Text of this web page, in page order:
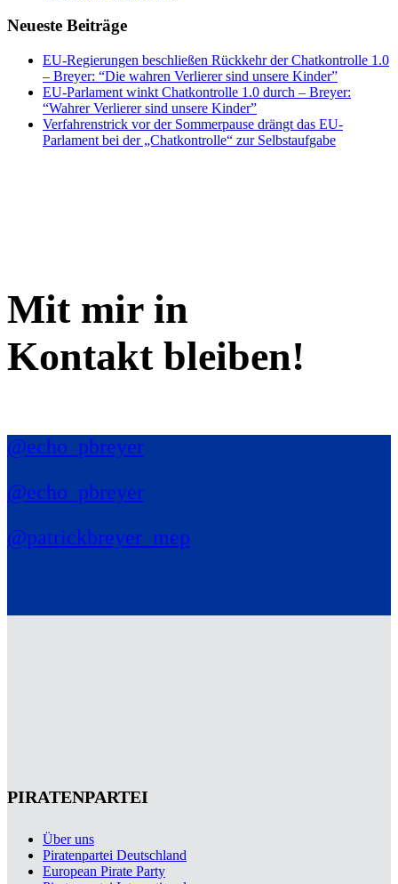
Neueste Beiträge
EU-Regierungen beschließen Rückkehr der Chatkontrolle 1.0
– Breyer: “Die wahren Verlierer sind unsere Kinder”
EU-Parlament winkt Chatkontrolle 1.0 durch – Breyer:
“Wahrer Verlierer sind unsere Kinder”
Verfahrenstrick vor der Sommerpause drängt das EU-
Parlament bei der „Chatkontrolle“ zur Selbstaufgabe
Mit mir in
Kontakt bleiben!
@echo_pbreyer
@echo_pbreyer
@patrickbreyer_mep
PIRATENPARTEI
Über uns
Piratenpartei Deutschland
European Pirate Party